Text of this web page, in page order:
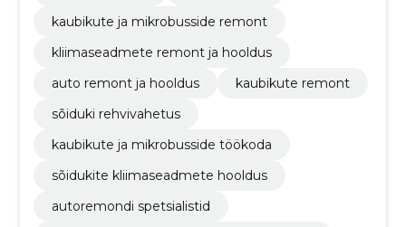
kaubikute ja mikrobusside remont
kliimaseadmete remont ja hooldus
auto remont ja hooldus
kaubikute remont
sõiduki rehvivahetus
kaubikute ja mikrobusside töökoda
sõidukite kliimaseadmete hooldus
autoremondi spetsialistid